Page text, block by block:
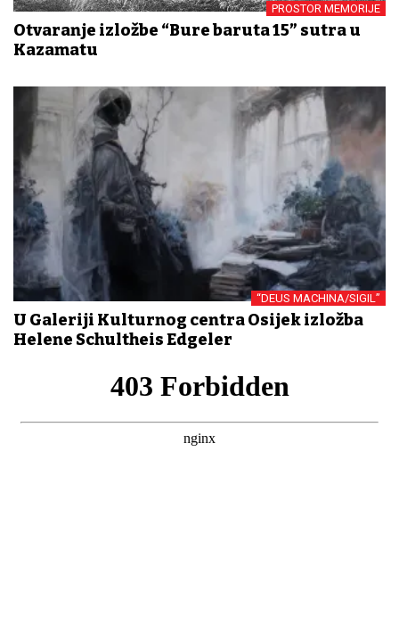
PROSTOR MEMORIJE
Otvaranje izložbe “Bure baruta 15” sutra u
Kazamatu
“DEUS MACHINA/SIGIL”
U Galeriji Kulturnog centra Osijek izložba
Helene Schultheis Edgeler